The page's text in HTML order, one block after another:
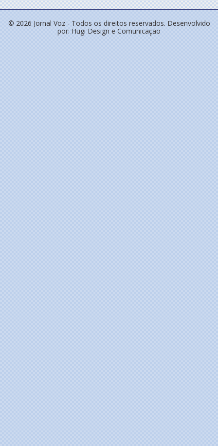
© 2026 Jornal Voz - Todos os direitos reservados. Desenvolvido
por: Hugi Design e Comunicação